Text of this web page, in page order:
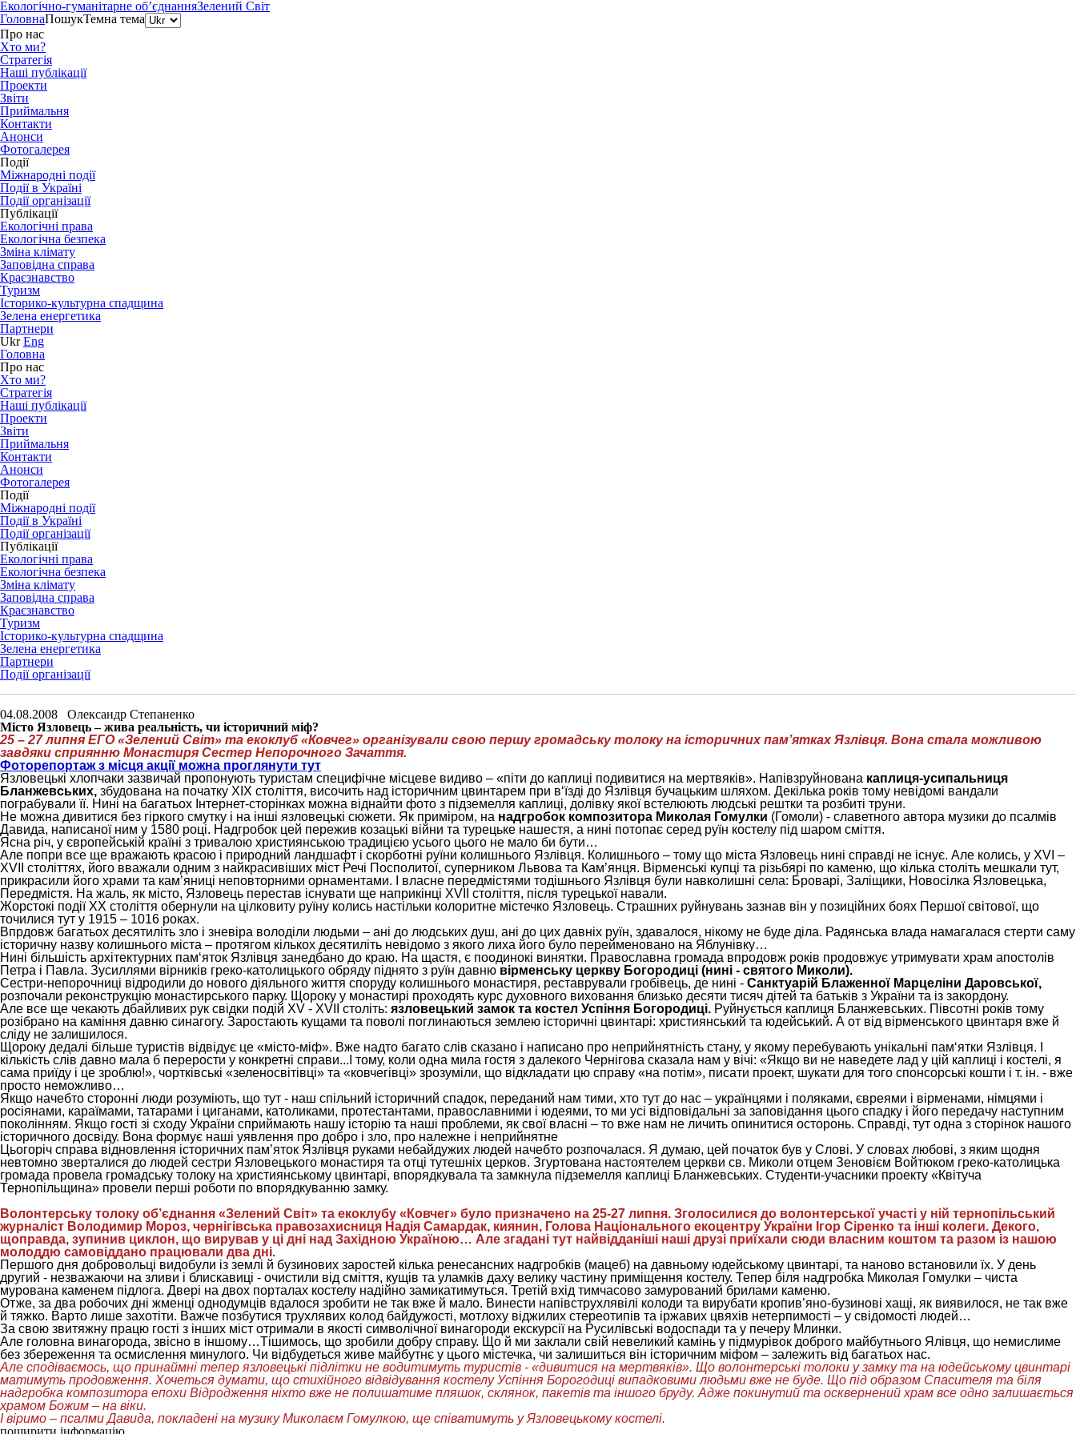
Екологічно-гуманітарне об’єднанняЗелений Світ
ГоловнаПошукТемна тема
Про нас
Хто ми?
Стратегія
Наші публікації
Проекти
Звіти
Приймальня
Контакти
Анонси
Фотогалерея
Події
Міжнародні події
Події в Україні
Події організації
Публікації
Екологічні права
Екологічна безпека
Зміна клімату
Заповідна справа
Краєзнавство
Туризм
Історико-культурна спадщина
Зелена енергетика
Партнери
Ukr Eng
Головна
Про нас
Хто ми?
Стратегія
Наші публікації
Проекти
Звіти
Приймальня
Контакти
Анонси
Фотогалерея
Події
Міжнародні події
Події в Україні
Події організації
Публікації
Екологічні права
Екологічна безпека
Зміна клімату
Заповідна справа
Краєзнавство
Туризм
Історико-культурна спадщина
Зелена енергетика
Партнери
Події організації
04.08.2008 Олександр Степаненко
Місто Язловець – жива реальність, чи історичний міф?
25 – 27 липня ЕГО «Зелений Світ» та екоклуб «Ковчег» організували свою першу громадську толоку на історичних пам’ятках Язлівця. Вона стала можливою
завдяки сприянню Монастиря Сестер Непорочного Зачаття.
Фоторепортаж з місця акції можна проглянути тут
Язловецькі хлопчаки зазвичай пропонують туристам специфічне місцеве видиво – «піти до каплиці подивитися на мертвяків». Напівзруйнована каплиця-усипальниця
Бланжевських, збудована на початку XIX століття, височить над історичним цвинтарем при в‘їзді до Язлівця бучацьким шляхом. Декілька років тому невідомі вандали
пограбували її. Нині на багатьох Інтернет-сторінках можна віднайти фото з підземелля каплиці, долівку якої встелюють людські рештки та розбиті труни.
Не можна дивитися без гіркого смутку і на інші язловецькі сюжети. Як приміром, на надгробок композитора Миколая Гомулки (Гомоли) - славетного автора музики до псалмів
Давида, написаної ним у 1580 році. Надгробок цей пережив козацькі війни та турецьке нашестя, а нині потопає серед руїн костелу під шаром сміття.
Ясна річ, у європейській країні з тривалою християнською традицією усього цього не мало би бути…
Але попри все ще вражають красою і природний ландшафт і скорботні руїни колишнього Язлівця. Колишнього – тому що міста Язловець нині справді не існує. Але колись, у XVІ –
XVII століттях, його вважали одним з найкрасивіших міст Речі Посполитої, суперником Львова та Кам’янця. Вірменські купці та різьбярі по каменю, що кілька століть мешкали тут,
прикрасили його храми та кам’яниці неповторними орнаментами. І власне передмістями тодішнього Язлівця були навколишні села: Броварі, Заліщики, Новосілка Язловецька,
Передмістя. На жаль, як місто, Язловець перестав існувати ще наприкінці XVII століття, після турецької навали.
Жорстокі події ХХ століття обернули на цілковиту руїну колись настільки колоритне містечко Язловець. Страшних руйнувань зазнав він у позиційних боях Першої світової, що
точилися тут у 1915 – 1016 роках.
Впрдовж багатьох десятиліть зло і зневіра володіли людьми – ані до людських душ, ані до цих давніх руїн, здавалося, нікому не буде діла. Радянська влада намагалася стерти саму
історичну назву колишнього міста – протягом кількох десятиліть невідомо з якого лиха його було перейменовано на Яблунівку…
Нині більшість архітектурних пам‘яток Язлівця занедбано до краю. На щастя, є поодинокі винятки. Православна громада впродовж років продовжує утримувати храм апостолів
Петра і Павла. Зусиллями вірників греко-католицького обряду піднято з руїн давню вірменську церкву Богородиці (нині - святого Миколи).
Сестри-непорочниці відродили до нового діяльного життя споруду колишнього монастиря, реставрували гробівець, де нині - Санктуарій Блаженної Марцеліни Даровської,
розпочали реконструкцію монастирського парку. Щороку у монастирі проходять курс духовного виховання близько десяти тисяч дітей та батьків з України та із закордону.
Але все ще чекають дбайливих рук свідки подій XV - XVIІ століть: язловецький замок та костел Успіння Богородиці. Руйнується каплиця Бланжевських. Півсотні років тому
розібрано на каміння давню синагогу. Заростають кущами та поволі поглинаються землею історичні цвинтарі: християнський та юдейський. А от від вірменського цвинтаря вже й
сліду не залишилося.
Щороку дедалі більше туристів відвідує це «місто-міф». Вже надто багато слів сказано і написано про неприйнятність стану, у якому перебувають унікальні пам‘ятки Язлівця. І
кількість слів давно мала б перерости у конкретні справи...І тому, коли одна мила гостя з далекого Чернігова сказала нам у вічі: «Якщо ви не наведете лад у цій каплиці і костелі, я
сама приїду і це зроблю!», чортківські «зеленосвітівці» та «ковчегівці» зрозуміли, що відкладати цю справу «на потім», писати проект, шукати для того спонсорські кошти і т. ін. - вже
просто неможливо…
Якщо начебто сторонні люди розуміють, що тут - наш спільний історичний спадок, переданий нам тими, хто тут до нас – українцями і поляками, євреями і вірменами, німцями і
росіянами, караїмами, татарами і циганами, католиками, протестантами, православними і юдеями, то ми усі відповідальні за заповідання цього спадку і його передачу наступним
поколінням. Якщо гості зі сходу України сприймають нашу історію та наші проблеми, як свої власні – то вже нам не личить опинитися осторонь. Справді, тут одна з сторінок нашого
історичного досвіду. Вона формує наші уявлення про добро і зло, про належне і неприйнятне
Цьогоріч справа відновлення історичних пам’яток Язлівця руками небайдужих людей начебто розпочалася. Я думаю, цей початок був у Слові. У словах любові, з яким щодня
невтомно зверталися до людей сестри Язловецького монастиря та отці тутешніх церков. Згуртована настоятелем церкви св. Миколи отцем Зеновієм Войтюком греко-католицька
громада провела громадську толоку на християнському цвинтарі, впорядкувала та замкнула підземелля каплиці Бланжевських. Студенти-учасники проекту «Квітуча
Тернопільщина» провели перші роботи по впорядкуванню замку.
Волонтерську толоку об’єднання «Зелений Світ» та екоклубу «Ковчег» було призначено на 25-27 липня. Зголосилися до волонтерської участі у ній тернопільський
журналіст Володимир Мороз, чернігівська правозахисниця Надія Самардак, киянин, Голова Національного екоцентру України Ігор Сіренко та інші колеги. Декого,
щоправда, зупинив циклон, що вирував у ці дні над Західною Україною… Але згадані тут найвідданіші наші друзі приїхали сюди власним коштом та разом із нашою
молоддю самовіддано працювали два дні.
Першого дня добровольці видобули із землі й бузинових заростей кілька ренесансних надгробків (мацеб) на давньому юдейському цвинтарі, та наново встановили їх. У день
другий - незважаючи на зливи і блискавиці - очистили від сміття, кущів та уламків даху велику частину приміщення костелу. Тепер біля надгробка Миколая Гомулки – чиста
мурована каменем підлога. Двері на двох порталах костелу надійно замикатимуться. Третій вхід тимчасово замурований брилами каменю.
Отже, за два робочих дні жменці однодумців вдалося зробити не так вже й мало. Винести напівструхлявілі колоди та вирубати кропив’яно-бузинові хащі, як виявилося, не так вже
й тяжко. Варто лише захотіти. Важче позбутися трухлявих колод байдужості, мотлоху віджилих стереотипів та іржавих цвяхів нетерпимості – у свідомості людей…
За свою звитяжну працю гості з інших міст отримали в якості символічної винагороди екскурсії на Русилівські водоспади та у печеру Млинки.
Але головна винагорода, звісно в іншому…Тішимось, що зробили добру справу. Що й ми заклали свій невеликий камінь у підмурівок доброго майбутнього Ялівця, що немислиме
без збереження та осмислення минулого. Чи відбудеться живе майбутнє у цього містечка, чи залишиться він історичним міфом – залежить від багатьох нас.
Але cподіваємось, що принаймні тепер язловецькі підлітки не водитимуть туристів - «дивитися на мертвяків». Що волонтерські толоки у замку та на юдейському цвинтарі
матимуть продовження. Хочеться думати, що стихійного відвідування костелу Успіння Борогодиці випадковими людьми вже не буде. Що під образом Спасителя та біля
надгробка композитора епохи Відродження ніхто вже не полишатиме пляшок, склянок, пакетів та іншого бруду. Адже покинутий та осквернений храм все одно залишається
храмом Божим – на віки.
І віримо – псалми Давида, покладені на музику Миколаєм Гомулкою, ще співатимуть у Язловецькому костелі.
поширити інформацію